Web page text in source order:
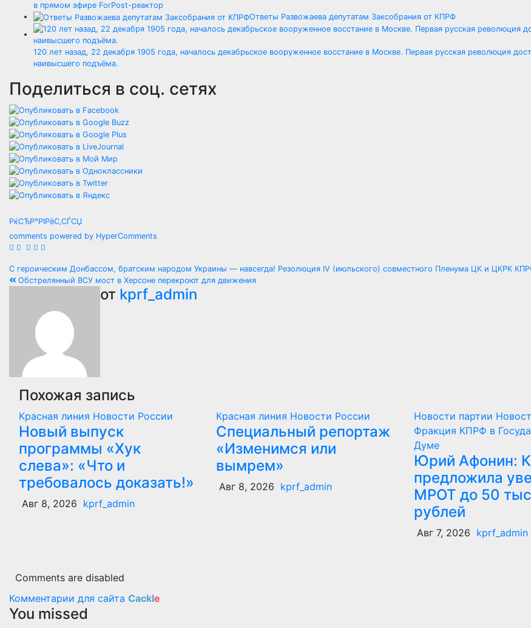
в прямом эфире ForPost-реактор
Ответы Развожаева депутатам Заксобрания от КПРФ
120 лет назад, 22 декабря 1905 года, началось декабрьское вооруженное восстание в Москве. Первая русская революция
наивысшего подъёма.
Поделиться в соц. сетях
РќСЂР°РІРёС‚СЃСЏ
comments powered by HyperComments
Навигация
записям
С героическим Донбассом, братским народом Украины — навсегда! Резолюция IV (июльского) совместного Пленума ЦК и ЦКРК
Обстрелянный ВСУ мост в Херсоне перекроют для движения
от kprf_admin
Похожая запись
Красная линия Новости России
Новый выпуск
программы «Хук
слева»: «Что и
требовалось доказать!»
Авг 8, 2026 kprf_admin
Красная линия Новости России
Специальный репортаж
«Изменимся или
вымрем»
Авг 8, 2026 kprf_admin
Новости партии
Фракция КПРФ в
Думе
Юрий Афонин:
предложила
МРОТ до 50
рублей
Авг 7, 2026 kprf_admin
Comments are disabled
Комментарии для сайта Cackle
You missed